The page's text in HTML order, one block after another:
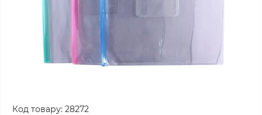
Код товару: 28272